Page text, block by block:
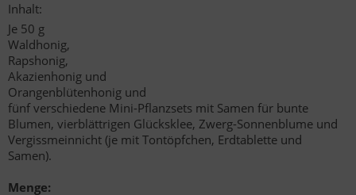
Inhalt:
Je 50 g
Waldhonig,
Rapshonig,
Akazienhonig und
Orangenblütenhonig und
fünf verschiedene Mini-Pflanzsets mit Samen für bunte
Blumen, vierblättrigen Glücksklee, Zwerg-Sonnenblume und
Vergissmeinnicht (je mit Tontöpfchen, Erdtablette und
Samen).
Menge: